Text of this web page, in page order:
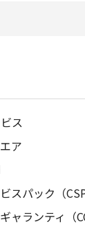
TM-
ス
ア
スパック（CSP
ャランティ（